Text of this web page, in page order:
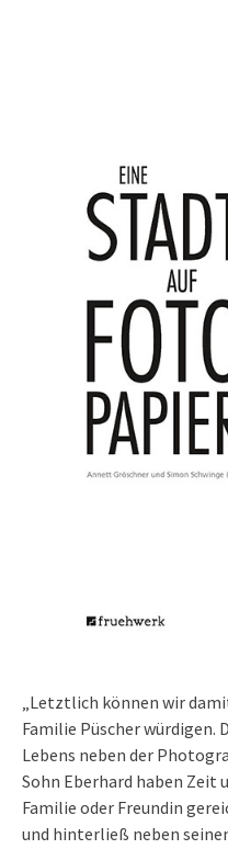
„Letztlich können wir
Familie Püscher würdigen.
Lebens neben der
Sohn Eberhard haben Zeit
Familie oder Freundin
und hinterließ neben